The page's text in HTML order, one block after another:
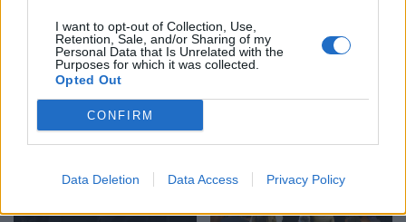
I want to opt-out of Collection, Use,
Retention, Sale, and/or Sharing of my
Personal Data that Is Unrelated with the
Purposes for which it was collected.
Opted Out
CONFIRM
Data Deletion Data Access Privacy Policy
Bushati: Zelenskyy duhej
të shfaqte më shumë
mirënjohje ndaj Kosovës
për përkrahjen e Ukrainës
Gjendja në pikat kufitare,
deri në një orë pritje për
hyrje në Kosovë